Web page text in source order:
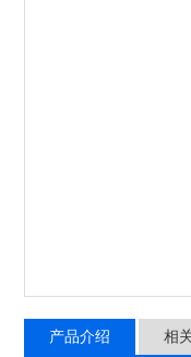
产品介绍 相